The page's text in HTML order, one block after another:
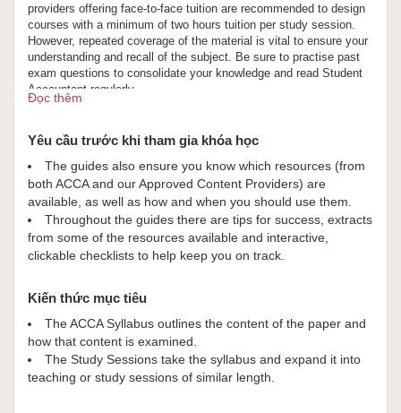
providers offering face-to-face tuition are recommended to design
courses with a minimum of two hours tuition per study session.
However, repeated coverage of the material is vital to ensure your
understanding and recall of the subject. Be sure to practise past
exam questions to consolidate your knowledge and read Student
Accountant regularly.
From 26 February 2014 ACCA has introduced an improved student
exam available via the link on the right hand side of this page to
Đọc thêm
Yêu cầu trước khi tham gia khóa học
The guides also ensure you know which resources (from
both ACCA and our Approved Content Providers) are
available, as well as how and when you should use them.
Throughout the guides there are tips for success, extracts
from some of the resources available and interactive,
clickable checklists to help keep you on track.
Kiến thức mục tiêu
The ACCA Syllabus outlines the content of the paper and
how that content is examined.
The Study Sessions take the syllabus and expand it into
teaching or study sessions of similar length.